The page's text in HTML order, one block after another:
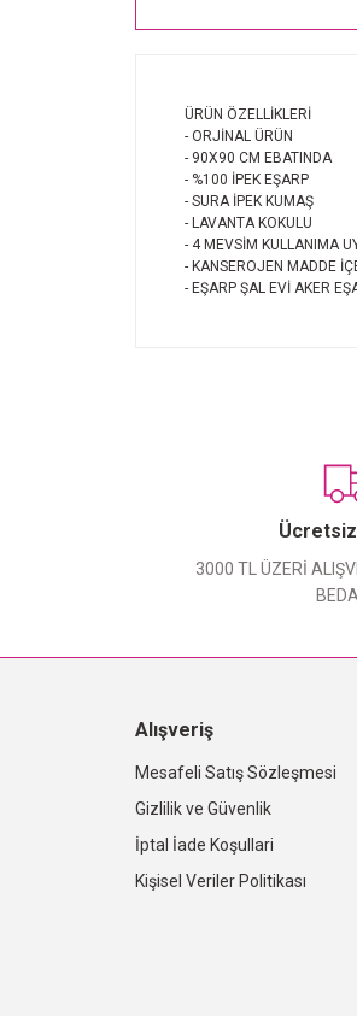
ÜRÜN ÖZELLİKLERİ
- ORJİNAL ÜRÜN
- 90X90 CM EBATINDA
- %100 İPEK EŞARP
- SURA İPEK KUMAŞ
- LAVANTA KOKULU
- 4 MEVSİM KULLANIMA
- KANSEROJEN MADDE
- EŞARP ŞAL EVİ AKER
3000 TL ÜZERİ
Alışveriş
Mesafeli Satış Sözleşmesi
Gizlilik ve Güvenlik
İptal İade Koşullari
Kişisel Veriler Politikası